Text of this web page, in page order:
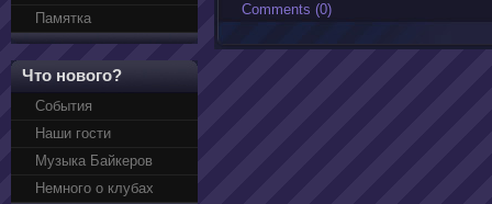
Памятка
Что нового?
События
Наши гости
Музыка Байкеров
Немного о клубах
Comments (0)